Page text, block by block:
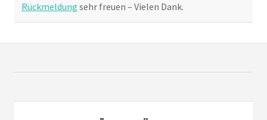
Rückmeldung sehr freuen – Vielen Dank.